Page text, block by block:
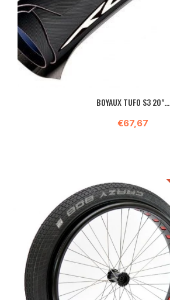
BOYAUX TUFO S3 20"...
€67,67